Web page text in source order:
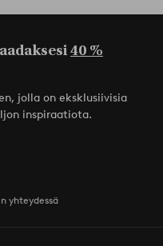
40 %
jolla on eksklusiivisia
inspiraatiota.
yhteydessä